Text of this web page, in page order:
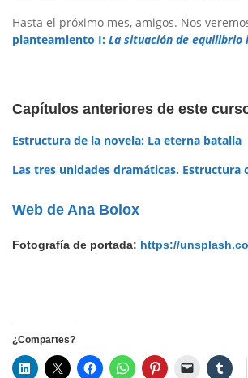
Hasta el próximo mes, amigos. Nos
planteamiento I: La situación de equilibrio
Capítulos anteriores de este
Estructura de la novela: La eterna batalla
Las tres unidades dramáticas. Estructura
Web de Ana Bolox
Fotografía de portada: https://
¿Compartes?